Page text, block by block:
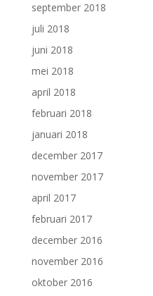
september 2018
juli 2018
juni 2018
mei 2018
april 2018
februari 2018
januari 2018
december 2017
november 2017
april 2017
februari 2017
december 2016
november 2016
oktober 2016